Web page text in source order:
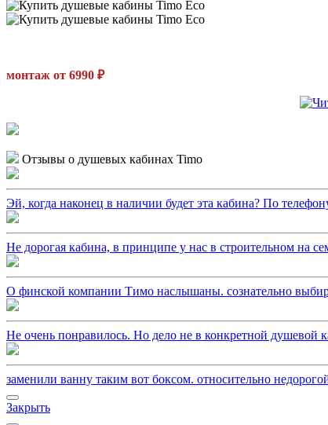
монтаж от 6990 ₽
Отзывы о душевых кабинах Timo
Эй, когда наконец в наличии будет эта кабина? По
Не дорогая кабина, в принципе у нас в строительном на
О финской компании Тимо наслышаны. сознательно
Не очень понравилось. Но дело не в конкретной
заменили ванну таким вот боксом. относительно
Закрыть